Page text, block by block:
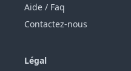
Aide / Faq
Contactez-nous
Légal